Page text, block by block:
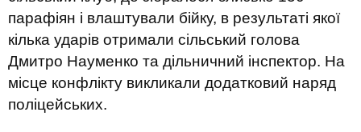
парафіян і влаштували бійку, в результаті якої
кілька ударів отримали сільський голова
Дмитро Науменко та дільничний інспектор. На
місце конфлікту викликали додатковий наряд
поліцейських.